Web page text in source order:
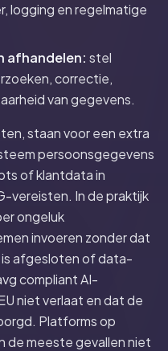
logging en regelmatige
afhandelen: stel
correctie,
van gegevens.
staan voor een extra
persoonsgegevens
of klantdata in
vereisten. In de praktijk
ongeluk
invoeren zonder dat
afgesloten of data-
compliant AI-
niet verlaat en dat de
Platforms op
de meeste gevallen niet